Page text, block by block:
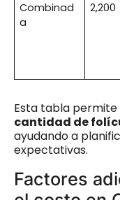
Combinad
a
2,200
Esta tabla permite
cantidad de
ayudando a
expectativas.
Factores